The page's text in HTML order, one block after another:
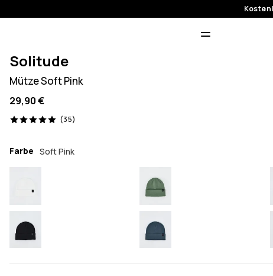
Solitude
Mütze Soft Pink
29,90 €
(35)
35 Reviews, 5/5
Farbe Soft Pink